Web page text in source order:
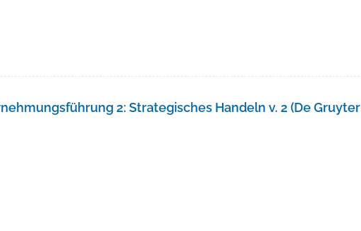
2: Strategisches Handeln v. 2 (De Gruyter